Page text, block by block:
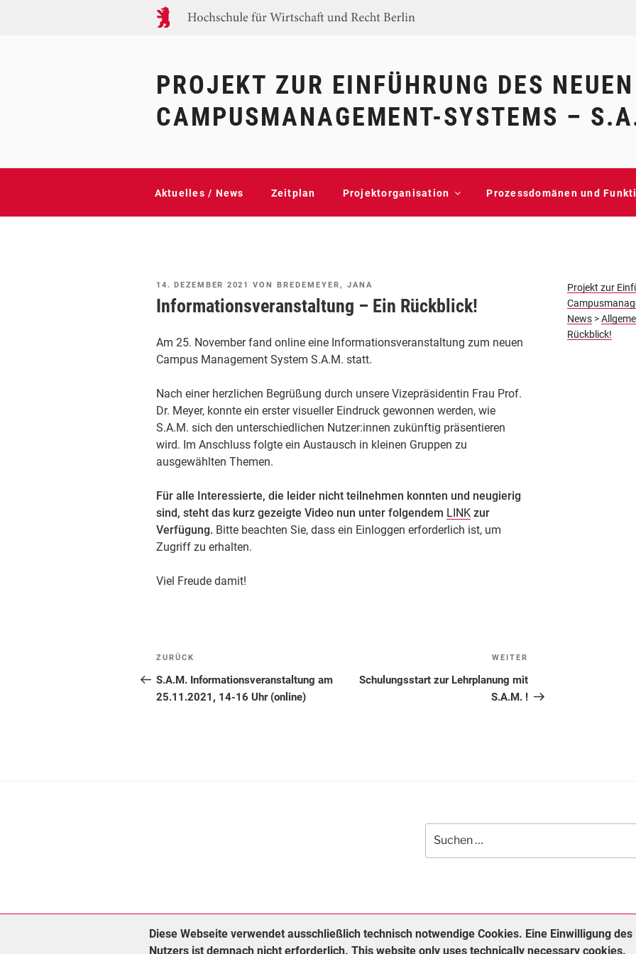
PROJEKT ZUR EINFÜHRUNG DES NEUEN
CAMPUSMANAGEMENT-SYSTEMS –
Aktuelles / News Zeitplan Projektorganisation Prozessdomänen und
VERÖFFENTLICHT
14. DEZEMBER 2021 VON BREDEMEYER, JANA
Informationsveranstaltung – Ein Rückblick!
Am 25. November fand online eine Informationsveranstaltung zum neuen
Campus Management System S.A.M. statt.
Nach einer herzlichen Begrüßung durch unsere Vizepräsidentin Frau Prof.
Dr. Meyer, konnte ein erster visueller Eindruck gewonnen werden, wie
S.A.M. sich den unterschiedlichen Nutzer:innen zukünftig präsentieren
wird. Im Anschluss folgte ein Austausch in kleinen Gruppen zu
ausgewählten Themen.
Für alle Interessierte, die leider nicht teilnehmen konnten und neugierig
sind, steht das kurz gezeigte Video nun unter folgendem LINK zur
Verfügung. Bitte beachten Sie, dass ein Einloggen erforderlich ist, um
Zugriff zu erhalten.
Viel Freude damit!
Beitragsnavigation
Vorheriger
Beitrag
ZURÜCK
S.A.M. Informationsveranstaltung am
25.11.2021, 14-16 Uhr (online)
Beitrag
WEITER
Schulungsstart zur Lehrplanung mit
S.A.M. !
Projekt zur
News>
Rückblick!
nach:
Diese Webseite verwendet ausschließlich technisch notwendige Cookies. Eine Einwilligung des
Nutzers ist demnach nicht erforderlich. This website only uses technically necessary cookies.